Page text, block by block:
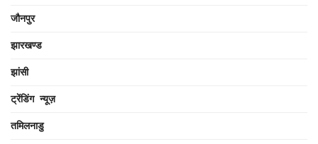
जौनपुर
झारखण्ड
झांसी
ट्रेंडिंग न्यूज़
तमिलनाडु